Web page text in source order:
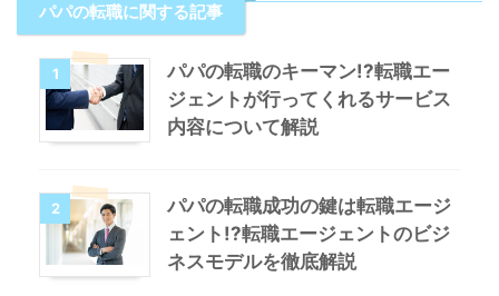
パパの転職に関する記事
1
パパの転職のキーマン!?転職エー
ジェントが行ってくれるサービス
内容について解説
2
パパの転職成功の鍵は転職エージ
ェント!?転職エージェントのビジ
ネスモデルを徹底解説